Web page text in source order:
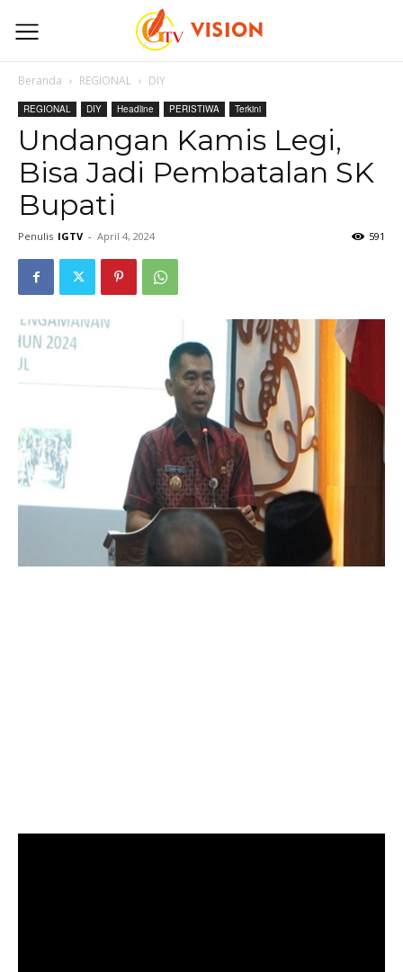
Beranda REGIONAL DIY
REGIONAL DIY Headline PERISTIWA Terkini
Undangan Kamis Legi,
Bisa Jadi Pembatalan SK
Bupati
Penulis IGTV - April 4, 2024 591